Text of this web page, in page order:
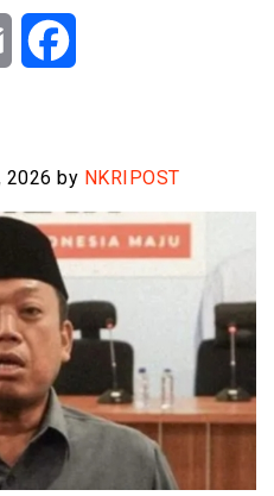
Email
2026 by NKRIPOST